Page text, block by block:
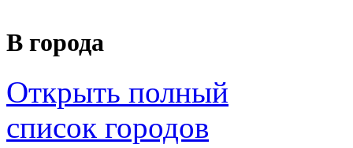
В города
Открыть полный
список городов